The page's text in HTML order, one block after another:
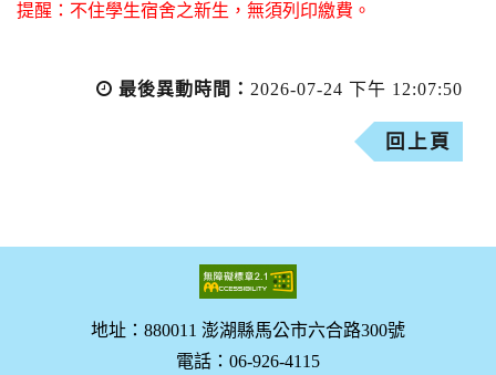
提醒：不住學生宿舍之新生，無須列印繳費。
最後異動時間： 2026-07-24 下午 12:07:50
回上頁
地址：880011 澎湖縣馬公市六合路300號
電話：06-926-4115